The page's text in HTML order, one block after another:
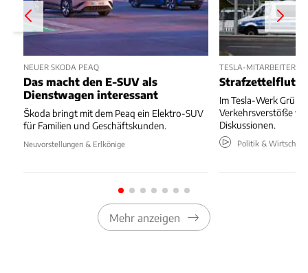
NEUER SKODA PEAQ
Das macht den E-SUV als
Dienstwagen interessant
Škoda bringt mit dem Peaq ein Elektro-SUV
für Familien und Geschäftskunden.
Neuvorstellungen & Erlkönige
TESLA-MITARBEITER
Strafzettelflut
Im Tesla-Werk
Verkehrsverstöße
Diskussionen.
Politik & Wirtschaft
Mehr anzeigen